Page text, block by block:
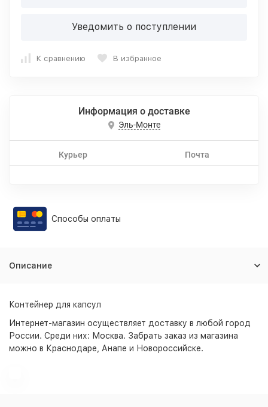
Уведомить о поступлении
К сравнению В избранное
Информация о доставке
Эль-Монте
Курьер Почта
Способы оплаты
Описание
Контейнер для капсул
Интернет-магазин осуществляет доставку в любой город
России. Среди них: Москва. Забрать заказ из магазина
можно в Краснодаре, Анапе и Новороссийске.